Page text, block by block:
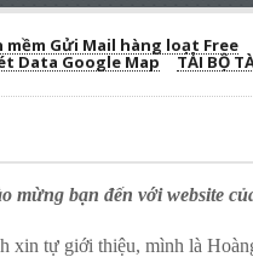
mềm Gửi Mail hàng loạt Free
Data Google Map TẢI BỘ
mừng bạn đến với website
xin tự giới thiệu, mình là